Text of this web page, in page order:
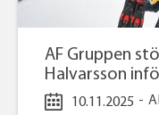
AF Gruppen
Halvarsson
10.11.2025 -